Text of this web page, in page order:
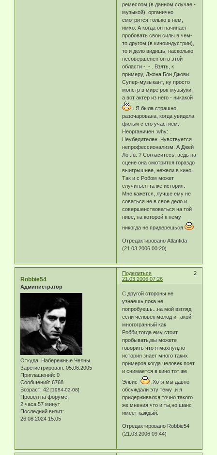
ремеслом (в данном случае -
музыкой), органично
смотрится только в нем,
имхо. А когда он начинает
пробовать свои силы в чем-
то другом (в киноиндустрии),
то и дело видишь, насколько
несовершенен он в этой
области -_- . Взять, к
примеру, Джона Бон Джови.
Супер-музыкант, ну просто
монстр в мире рок-музыуки,
а вот актер из него - никакой
. Я была страшно
разочарована, когда увидела
фильм с его участием.
Неорганичен :why: .
Неубедителен. Чувствуется
непрофессионализм. А Джей
Ло :fu: ? Согласитесь, ведь на
сцене она смотрится гораздо
выигрышнее, нежели в кино.
Так и с Робом может
случиться та же история.
Мне кажется, лучше ему не
соваться не в свое дело и
совершенствоваться на той
ниве, на которой к нему
никогда не придерешься
Отредактировано Atlantida
(21.03.2006 00:20)
Поделиться
2
21.03.2006 07:26
Robbie54
Администратор
Откуда: Набережные Челны
Зарегистрирован: 05.06.2005
Приглашений: 0
Сообщений: 6768
Возраст: 42 [1984-02-08]
Провел на форуме:
2 часа 57 минут
Последний визит:
26.08.2024 15:05
С другой стороны не
узнаешь,пока не
попробуешь...на мой взгляд
если человек молод и такой
многогранный как
Робби,тогда ему стоит
пробывать,вы можете
говорить что я махнул,но
история знает много таких
примеров когда человек поет
и снимается в кино тот же
Элвис
.Хотя мы давно
обсуждали эту тему ,и я
придерживался точно такого
же мнения что и ты,но шанс
имеет каждый.
Отредактировано Robbie54
(21.03.2006 09:44)